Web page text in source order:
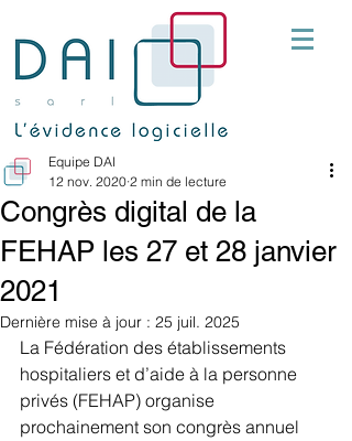
Congrès digital de la
FEHAP les 27 et 28 janvier
2021
Equipe DAI
12 nov. 2020 2 min de lecture
Dernière mise à jour : 25 juil. 2025
La Fédération des établissements
hospitaliers et d’aide à la personne
privés (FEHAP) organise
prochainement son congrès annuel